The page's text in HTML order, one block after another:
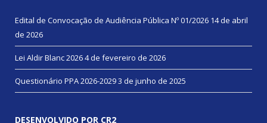
Edital de Convocação de Audiência Pública Nº 01/2026 14 de abril
de 2026
Lei Aldir Blanc 20264 de fevereiro de 2026
Questionário PPA 2026-20293 de junho de 2025
DESENVOLVIDO POR CR2